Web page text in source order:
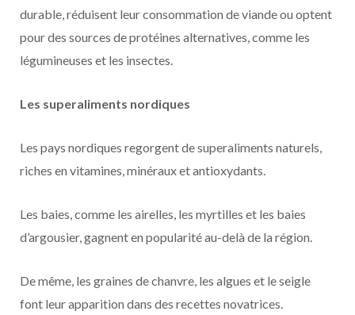
durable, réduisent leur consommation de viande ou optent
pour des sources de protéines alternatives, comme les
légumineuses et les insectes.
Les superaliments nordiques
Les pays nordiques regorgent de superaliments naturels,
riches en vitamines, minéraux et antioxydants.
Les baies, comme les airelles, les myrtilles et les baies
d’argousier, gagnent en popularité au-delà de la région.
De même, les graines de chanvre, les algues et le seigle
font leur apparition dans des recettes novatrices.